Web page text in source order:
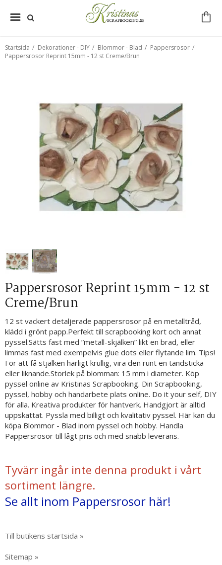
Startsida / Dekorationer - DIY / Blommor - Blad / Pappersrosor /
Pappersrosor Reprint 15mm - 12 st Creme/Brun
Pappersrosor Reprint 15mm - 12 st
Creme/Brun
12 st vackert detaljerade pappersrosor på en metalltråd,
klädd i grönt papp.Perfekt till scrapbooking kort och annat
pyssel.Sätts fast med ”metall-skjälken” likt en brad, eller
limmas fast med exempelvis glue dots eller flytande lim. Tips!
För att få stjälken härligt krullig, vira den runt en tändsticka
eller liknande.Storlek på blomman: 15 mm i diameter. Köp
pyssel online av Kristinas Scrapbooking. Din Scrapbooking,
pyssel, hobby och handarbete plats online. Do it your self, DIY
för alla. Kreativa produkter för hantverk. Handgjort är alltid
uppskattat. Pyssla med billigt och kvalitativ pyssel. Här kan du
köpa Blommor - Blad inom pyssel och hobby. Handla
Pappersrosor till lågt pris och med snabb leverans.
Tyvärr ingår inte denna produkt i vårt
sortiment längre.
Se allt inom Pappersrosor här!
Till butikens startsida »
Sitemap »